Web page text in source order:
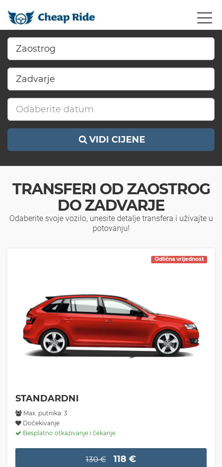
VIDI CIJENE
TRANSFERI OD ZAOSTROG
DO ZADVARJE
Odaberite svoje vozilo, unesite detalje transfera i uživajte u
potovanju!
Odlična vrijednost
STANDARDNI
Max. putnika: 3
Dočekivanje
Besplatno otkazivanje i čekanje
130 € 118 €